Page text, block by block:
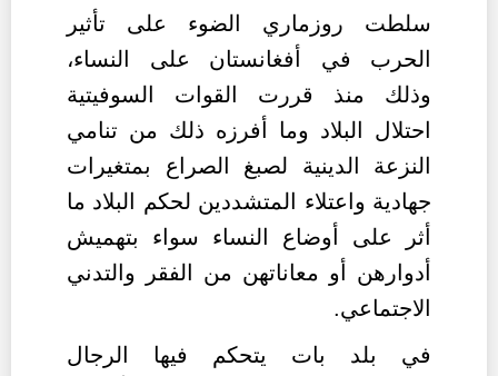
سلطت روزماري الضوء على تأثير
الحرب في أفغانستان على النساء،
وذلك منذ قررت القوات السوفيتية
احتلال البلاد وما أفرزه ذلك من تنامي
النزعة الدينية لصبغ الصراع بمتغيرات
جهادية واعتلاء المتشددين لحكم البلاد ما
أثر على أوضاع النساء سواء بتهميش
أدوارهن أو معاناتهن من الفقر والتدني
الاجتماعي.
في بلد بات يتحكم فيها الرجال